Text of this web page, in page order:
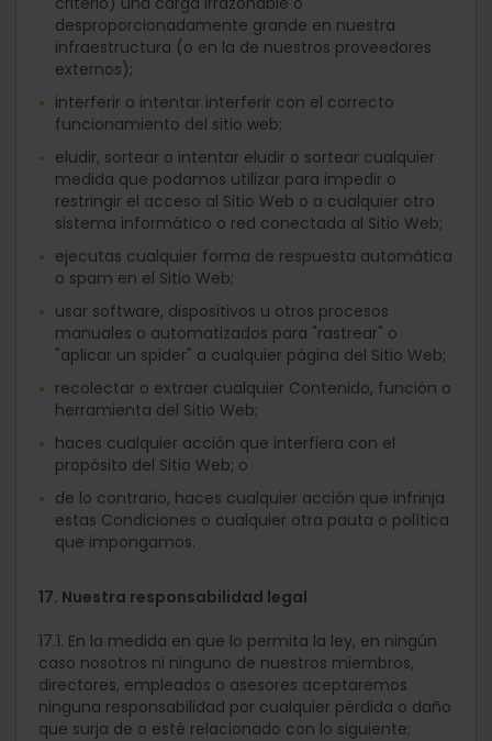
desproporcionadamente grande en nuestra
infraestructura (o en la de nuestros proveedores
externos);
interferir o intentar interferir con el correcto
funcionamiento del sitio web;
eludir, sortear o intentar eludir o sortear cualquier
medida que podamos utilizar para impedir o
restringir el acceso al Sitio Web o a cualquier otro
sistema informático o red conectada al Sitio Web;
ejecutas cualquier forma de respuesta automática
o spam en el Sitio Web;
usar software, dispositivos u otros procesos
manuales o automatizados para "rastrear" o
"aplicar un spider" a cualquier página del Sitio Web;
recolectar o extraer cualquier Contenido, función o
herramienta del Sitio Web;
haces cualquier acción que interfiera con el
propósito del Sitio Web; o
de lo contrario, haces cualquier acción que infrinja
estas Condiciones o cualquier otra pauta o política
que impongamos.
17. Nuestra responsabilidad legal
17.1. En la medida en que lo permita la ley, en ningún
caso nosotros ni ninguno de nuestros miembros,
directores, empleados o asesores aceptaremos
ninguna responsabilidad por cualquier pérdida o daño
que surja de o esté relacionado con lo siguiente: